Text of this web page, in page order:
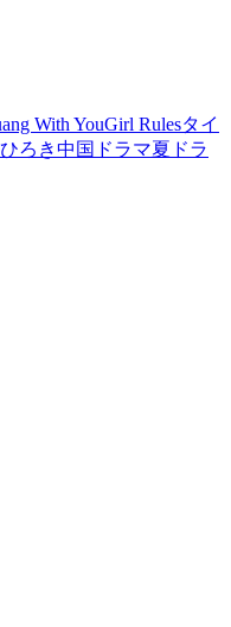
With YouGirl Rulesタイ
ろき中国ドラマ夏ドラ